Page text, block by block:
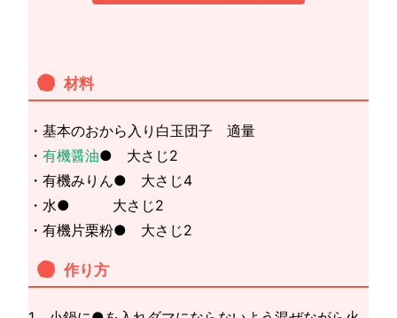
材料
・基本のおから入り白玉団子 適量
・有機醤油● 大さじ2
・有機みりん● 大さじ4
・水● 大さじ2
・有機片栗粉● 大さじ2
作り方